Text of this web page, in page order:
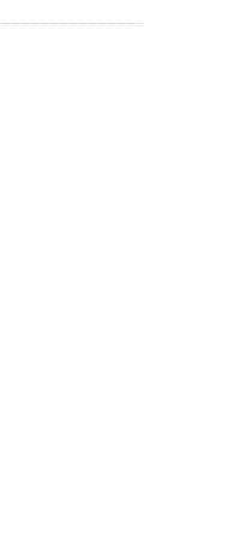
änderbar
Themen
per E-Mail
aktiviert